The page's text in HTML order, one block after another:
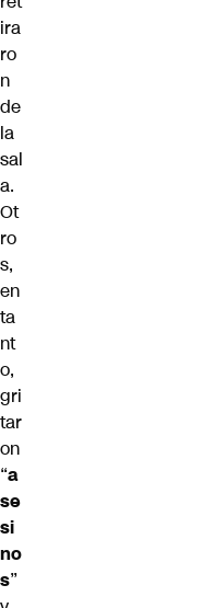
ira
ro
n
de
la
sal
a.
Ot
ro
s,
en
ta
nt
o,
gri
tar
on
“a
se
si
no
s”